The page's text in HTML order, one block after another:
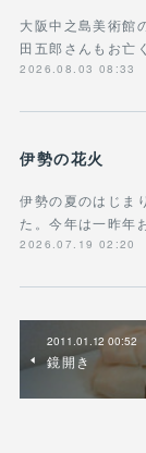
大阪中之島美術館
田五郎さんもお亡
2026.08.03 08:33
伊勢の花火
伊勢の夏のはじま
た。今年は一昨年
2026.07.19 02:20
2011.01.12 00:52
鏡開き